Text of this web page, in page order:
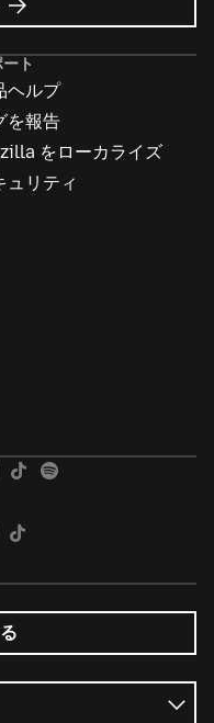
ト
ヘルプ
を報告
をローカライズ
ュリティ